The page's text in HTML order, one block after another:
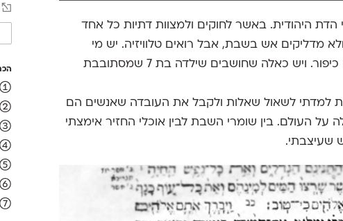
היהודית. באשר לחוקים ולמצוות דתיות כל אחד
מדליקים אש בשבת, אבל רואים טלוויזיה. יש מי
שאוכלים המבורגר עם גבינה, אבל צמים ביום כיפור. ויש כאלה שחושבים שילדה בת 7 שמסתובבת
למדתי לשאול שאלות ולקבל את העובדה שאנשים הם
העולם. בין שומרי השבת לבין אוכלי החזיר אימצתי
שעיצבתי.